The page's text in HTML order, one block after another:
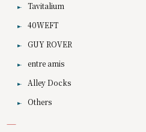
Tavitalium
40WEFT
GUY ROVER
entre amis
Alley Docks
Others